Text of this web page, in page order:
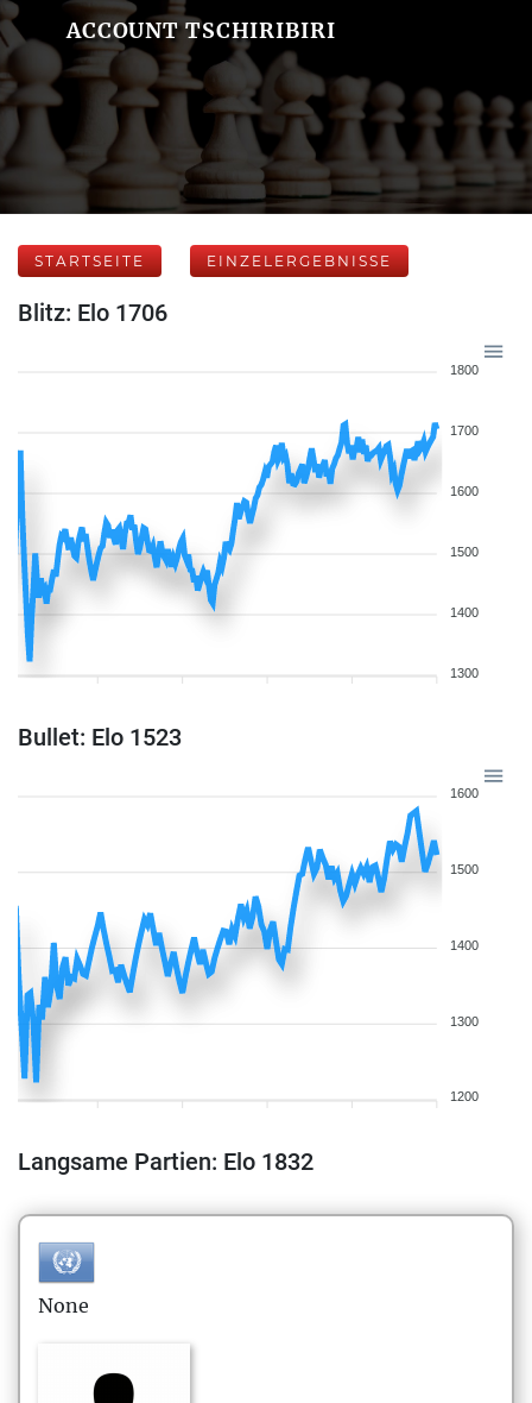
ACCOUNT TSCHIRIBIRI
STARTSEITE EINZELERGEBNISSE
Blitz: Elo 1706
1800
1700
1600
1500
1400
1300
Bullet: Elo 1523
1600
1500
1400
1300
1200
Langsame Partien: Elo 1832
None